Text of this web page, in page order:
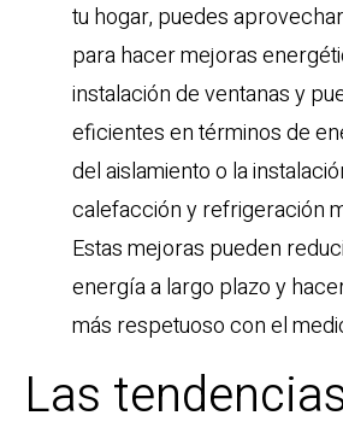
tu hogar, puedes
para hacer mejoras
instalación de ventanas y
eficientes en términos de
del aislamiento o la
calefacción y refrigeración
Estas mejoras pueden
energía a largo plazo y
más respetuoso con el
Las